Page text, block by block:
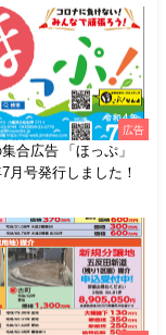
広告
合広告 「ほっぷ」
月号発行しました！